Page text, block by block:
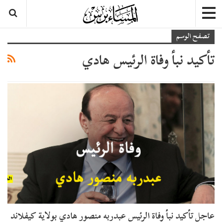
تصفح الوسم
تأكيد نبأ وفاة الرئيس هادي
عاجل تأكيد نبأ وفاة الرئيس عبدربه منصور هادي بولاية كيفلاند